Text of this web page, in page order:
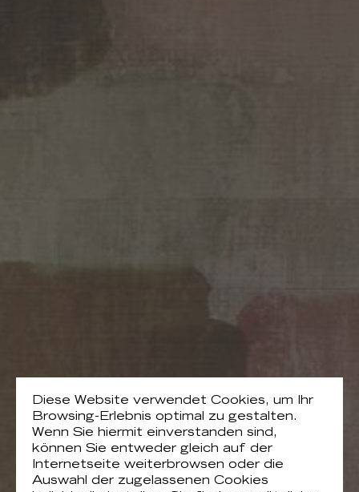
Diese Website verwendet Cookies, um Ihr
Browsing-Erlebnis optimal zu gestalten.
Wenn Sie hiermit einverstanden sind,
können Sie entweder gleich auf der
Internetseite weiterbrowsen oder die
Auswahl der zugelassenen Cookies